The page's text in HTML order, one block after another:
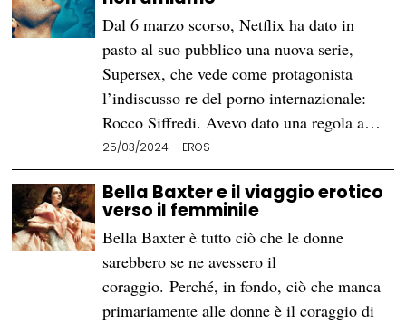
Dal 6 marzo scorso, Netflix ha dato in
pasto al suo pubblico una nuova serie,
Supersex, che vede come protagonista
l’indiscusso re del porno internazionale:
Rocco Siffredi. Avevo dato una regola a…
25/03/2024 EROS
Bella Baxter e il viaggio erotico
verso il femminile
Bella Baxter è tutto ciò che le donne
sarebbero se ne avessero il
coraggio. Perché, in fondo, ciò che manca
primariamente alle donne è il coraggio di